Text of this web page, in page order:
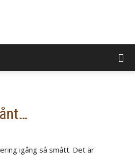
BevaraMinnen
igång så smått. Det är